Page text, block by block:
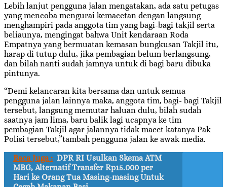
Lebih lanjut pengguna jalan mengatakan, ada satu petugas
yang mencoba mengurai kemacetan dengan langsung
menghampiri pada anggota tim yang bagi-bagi takjil serta
beliaunya, mengingat bahwa Unit kendaraan Roda
Empatnya yang bermuatan kemasan bungkusan Takjil itu,
harap di tutup dulu, jika pembagian belum berlangsung,
dan bilah nanti sudah jamnya untuk di bagi baru dibuka
pintunya.
“Demi kelancaran kita bersama dan untuk semua
pengguna jalan lainnya maka, anggota tim, bagi- bagi Takjil
tersebut, langsung memutar haluan dulu, bilah sudah
saatnya jam lima, baru balik lagi ucapnya ke tim
pembagian Takjil agar jalannya tidak macet katanya Pak
Polisi tersebut,”tambah pengguna jalan ke awak media.
Baca Juga : DPR RI Usulkan Skema ATM
MBG, Alternatif Transfer Rp15.000 per
Hari ke Orang Tua Masing-masing Untuk